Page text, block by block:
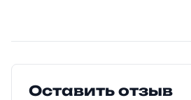
Оставить отзыв